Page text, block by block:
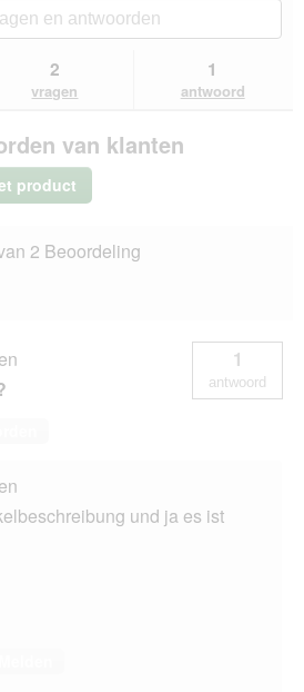
navigeert
u
beoordelingen.
2
vragen
1
antwoord
van klanten
product
2 Beoordeling
1
antwoord
und ja es ist